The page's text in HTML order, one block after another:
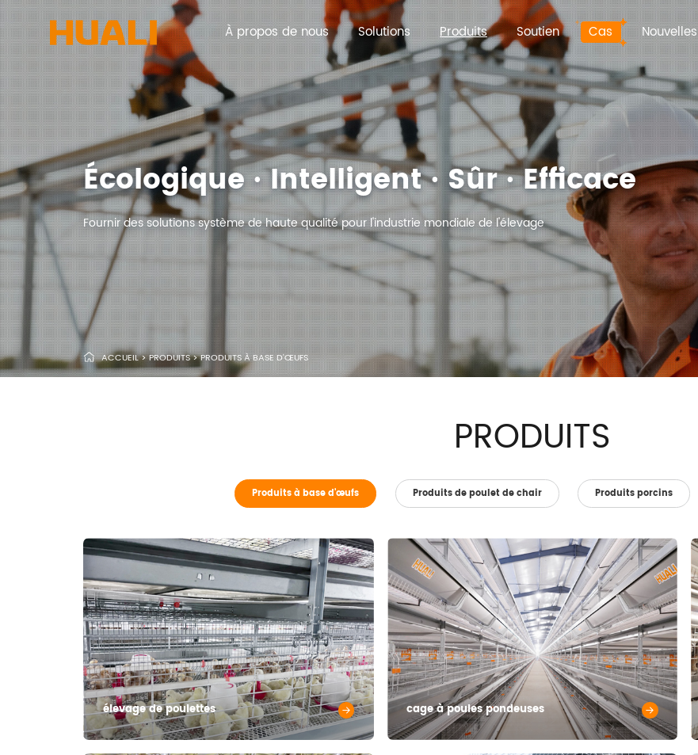
À propos de nous Solutions Produits Soutien Cas Nouvelles
Écologique · Intelligent · Sûr · Efficace
Fournir des solutions système de haute qualité pour l'industrie mondiale de l'élevage
ACCUEIL>PRODUITS>PRODUITS À BASE D'ŒUFS
PRODUITS
Produits à base d'œufs Produits de poulet de chair Produits porcins
élevage de poulettes cage à poules pondeuses